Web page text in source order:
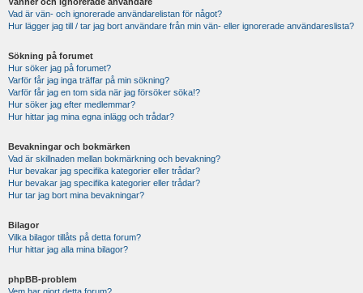
Vad är vän- och ignorerade användarelistan för något?
Hur lägger jag till / tar jag bort användare från min vän- eller ignorerade användareslista?
Sökning på forumet
Hur söker jag på forumet?
Varför får jag inga träffar på min sökning?
Varför får jag en tom sida när jag försöker söka!?
Hur söker jag efter medlemmar?
Hur hittar jag mina egna inlägg och trådar?
Bevakningar och bokmärken
Vad är skillnaden mellan bokmärkning och bevakning?
Hur bevakar jag specifika kategorier eller trådar?
Hur bevakar jag specifika kategorier eller trådar?
Hur tar jag bort mina bevakningar?
Bilagor
Vilka bilagor tillåts på detta forum?
Hur hittar jag alla mina bilagor?
phpBB-problem